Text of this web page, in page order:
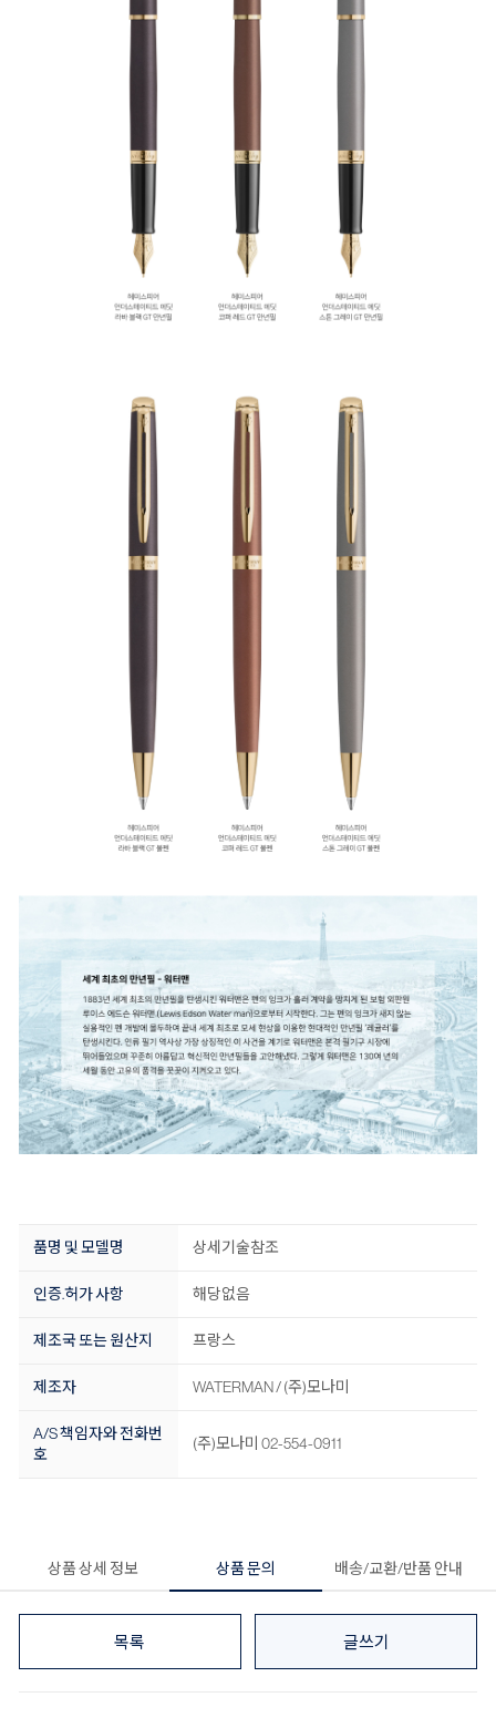
품명 및 모델명 상세기술참조
인증.허가 사항 해당없음
제조국 또는 원산지 프랑스
제조자 WATERMAN / (주)모나미
A/S 책임자와 전화번
호
(주)모나미 02-554-0911
상품 상세 정보 상품 문의 배송/교환/반품 안내
목록 글쓰기